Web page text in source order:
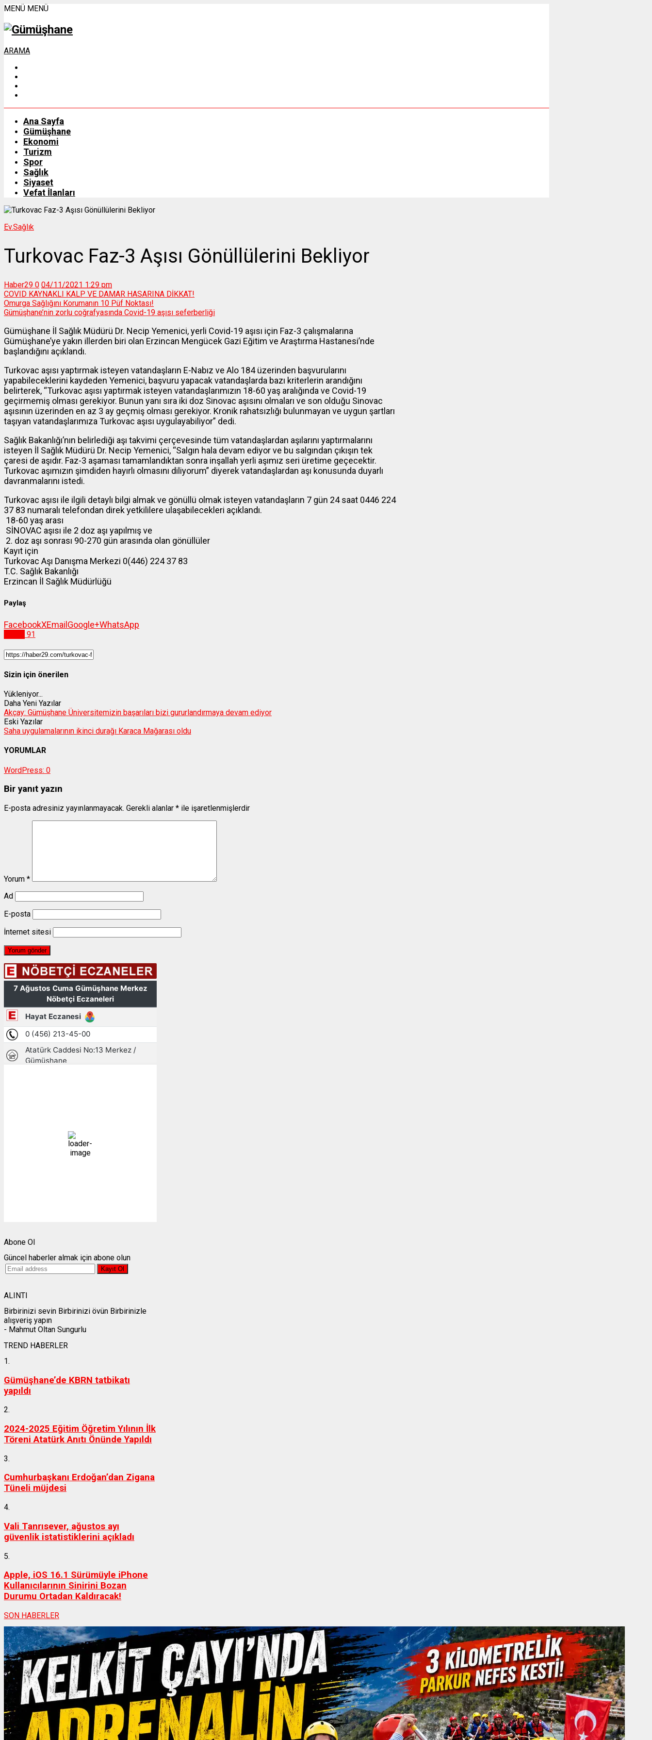
MENÜ MENÜ
ARAMA
Ana Sayfa
Gümüşhane
Ekonomi
Turizm
Spor
Sağlık
Siyaset
Vefat İlanları
Ev.Sağlık
Turkovac Faz-3 Aşısı Gönüllülerini Bekliyor
Haber29 0 04/11/2021 1:29 pm
COVID KAYNAKLI KALP VE DAMAR HASARINA DİKKAT!
Omurga Sağlığını Korumanın 10 Püf Noktası!
Gümüşhane’nin zorlu coğrafyasında Covid-19 aşısı seferberliği
Gümüşhane İl Sağlık Müdürü Dr. Necip Yemenici, yerli Covid-19 aşısı için Faz-3 çalışmalarına
Gümüşhane’ye yakın illerden biri olan Erzincan Mengücek Gazi Eğitim ve Araştırma Hastanesi’nde
başlandığını açıklandı.
Turkovac aşısı yaptırmak isteyen vatandaşların E-Nabız ve Alo 184 üzerinden başvurularını
yapabileceklerini kaydeden Yemenici, başvuru yapacak vatandaşlarda bazı kriterlerin arandığını
belirterek, “Turkovac aşısı yaptırmak isteyen vatandaşlarımızın 18-60 yaş aralığında ve Covid-19
geçirmemiş olması gerekiyor. Bunun yanı sıra iki doz Sinovac aşısını olmaları ve son olduğu Sinovac
aşısının üzerinden en az 3 ay geçmiş olması gerekiyor. Kronik rahatsızlığı bulunmayan ve uygun şartları
taşıyan vatandaşlarımıza Turkovac aşısı uygulayabiliyor” dedi.
Sağlık Bakanlığı’nın belirlediği aşı takvimi çerçevesinde tüm vatandaşlardan aşılarını yaptırmalarını
isteyen İl Sağlık Müdürü Dr. Necip Yemenici, “Salgın hala devam ediyor ve bu salgından çıkışın tek
çaresi de aşıdır. Faz-3 aşaması tamamlandıktan sonra inşallah yerli aşımız seri üretime geçecektir.
Turkovac aşımızın şimdiden hayırlı olmasını diliyorum” diyerek vatandaşlardan aşı konusunda duyarlı
davranmalarını istedi.
Turkovac aşısı ile ilgili detaylı bilgi almak ve gönüllü olmak isteyen vatandaşların 7 gün 24 saat 0446 224
37 83 numaralı telefondan direk yetkililere ulaşabilecekleri açıklandı.
18-60 yaş arası
SİNOVAC aşısı ile 2 doz aşı yapılmış ve
2. doz aşı sonrası 90-270 gün arasında olan gönüllüler
Kayıt için
Turkovac Aşı Danışma Merkezi 0(446) 224 37 83
T.C. Sağlık Bakanlığı
Erzincan İl Sağlık Müdürlüğü
Paylaş
FacebookXEmail Google+WhatsApp
91
Sizin için önerilen
Yükleniyor...
Daha Yeni Yazılar
Akçay: Gümüşhane Üniversitemizin başarıları bizi gururlandırmaya devam ediyor
Eski Yazılar
Saha uygulamalarının ikinci durağı Karaca Mağarası oldu
YORUMLAR
WordPress: 0
Bir yanıt yazın
E-posta adresiniz yayınlanmayacak. Gerekli alanlar * ile işaretlenmişlerdir
Yorum *
Ad
E-posta
İnternet sitesi
25 %
1007 mb
Abone Ol
Güncel haberler almak için abone olun
ALINTI
Birbirinizi sevin Birbirinizi övün Birbirinizle
alışveriş yapın
- Mahmut Oltan Sungurlu
TREND HABERLER
1.
Gümüşhane’de KBRN tatbikatı
yapıldı
2.
2024-2025 Eğitim Öğretim Yılının İlk
Töreni Atatürk Anıtı Önünde Yapıldı
3.
Cumhurbaşkanı Erdoğan’dan Zigana
Tüneli müjdesi
4.
Vali Tanrısever, ağustos ayı
güvenlik istatistiklerini açıkladı
5.
Apple, iOS 16.1 Sürümüyle iPhone
Kullanıcılarının Sinirini Bozan
Durumu Ortadan Kaldıracak!
SON HABERLER